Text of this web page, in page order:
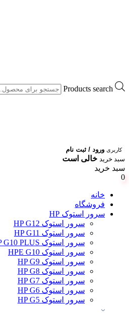
Products search
کاربری ورود / ثبت نام
سبد خرید خالی است
سبد خرید
0
خانه
فروشگاه
سرور استوک HP
سرور استوک HP G12
سرور استوک HP G11
سرور استوک HP G10 PLUS
سرور استوک HPE G10
سرور استوک HP G9
سرور استوک HP G8
سرور استوک HP G7
سرور استوک HP G6
سرور استوک HP G5